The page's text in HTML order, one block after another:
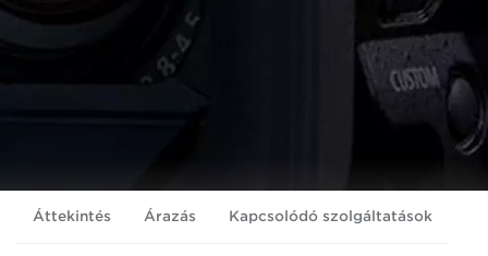
Áttekintés Árazás Kapcsolódó szolgáltatások